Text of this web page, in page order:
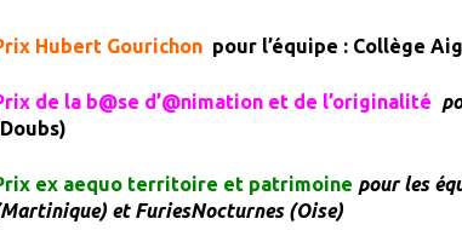
Hubert Gourichon pour l’équipe : Collège
de la b@se d’@nimation et de l’originalité
ex aequo territoire et patrimoine pour les
et FuriesNocturnes (Oise)